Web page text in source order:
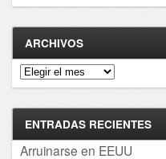
ARCHIVOS
Archivos
ENTRADAS RECIENTES
Arruinarse en EEUU